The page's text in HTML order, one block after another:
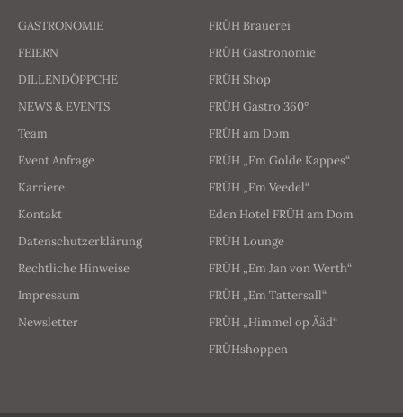
GASTRONOMIE
FEIERN
DILLENDÖPPCHE
NEWS & EVENTS
Team
Event Anfrage
Karriere
Kontakt
Datenschutzerklärung
Rechtliche Hinweise
Impressum
Newsletter
FRÜH Brauerei
FRÜH Gastronomie
FRÜH Shop
FRÜH Gastro 360°
FRÜH am Dom
FRÜH „Em Golde Kappes“
FRÜH „Em Veedel“
Eden Hotel FRÜH am Dom
FRÜH Lounge
FRÜH „Em Jan von Werth“
FRÜH „Em Tattersall“
FRÜH „Himmel op Ääd“
FRÜHshoppen